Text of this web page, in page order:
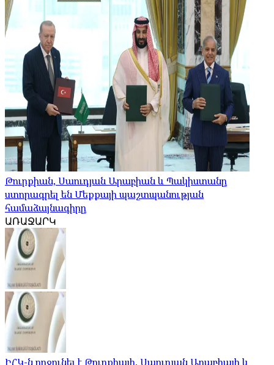
Թուրքիան, Սաուդյան Արաբիան և Պակիստանը
ստորագրել են Մեքքայի պաշտպանության
համաձայնագիրը
ԱՌԱՋԱՐԿ
ԻՀԿ-ն ողջունել է Թուրքիայի, Սաուդյան Արաբիայի և